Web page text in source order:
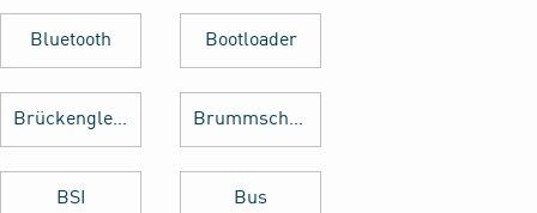
Bluetooth Bootloader
Brückengleichrichter Brummschleifen
BSI Bus